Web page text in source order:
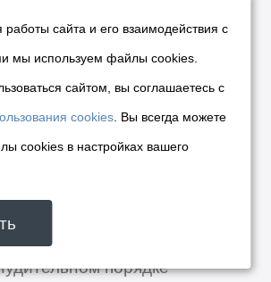
средство в
предназначенное для
невыполнения
транспортного
вышеуказанных
в течение 10
дней (с 17 июля
г.), данное транспортное
будет в
порядке
сайта и его взаимодействия с
мы используем файлы cookies.
сайтом, вы соглашаетесь с
cookies . Вы всегда можете
cookies в настройках вашего